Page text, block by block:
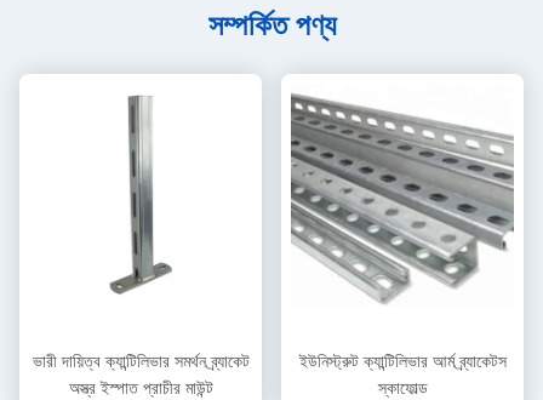
সম্পর্কিত পণ্য
ভারী দায়িত্ব ক্যান্টিলিভার সমর্থন ব্র্যাকেট
অস্ত্র ইস্পাত প্রাচীর মাউন্ট
ইউনিস্ট্রুট ক্যান্টিলিভার আর্ম ব্র্যাকেটস
স্কাফোল্ড